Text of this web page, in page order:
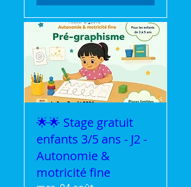
🌟🌟 Stage gratuit
enfants 3/5 ans - J2 -
Autonomie &
motricité fine